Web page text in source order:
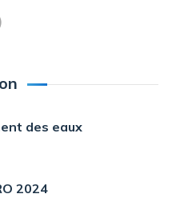
des eaux
2024